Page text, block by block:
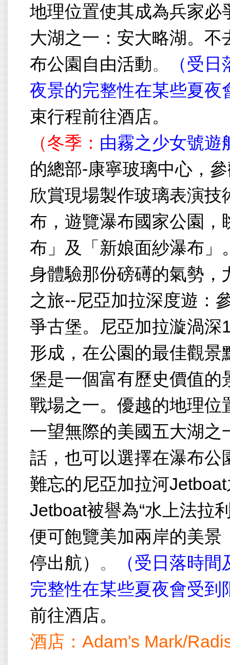
地理位置使其成為兵家必
大湖之一： 安大略湖。不
布公園自由活動。
（受
夜景的完整性在某些夏夜
束行程前往酒店。
（冬季： 由霧之少女號遊
的總部-康寧玻璃中心，
欣賞現場製作玻璃表演
布，遊覽瀑布國家公園，
布」及「新娘面紗瀑布」
身體驗那份磅礡的氣勢，
之旅--尼亞加拉深度遊：
爭古堡。尼亞加拉漩渦深
形成，在公園的最佳觀
堡是一個富有歷史價值
戰場之一。優越的地理
一望無際的美國五大湖
話，也可以選擇在瀑布公
難忘的尼亞加拉河Jetboat
Jetboat被譽為“水上法拉
便可飽覽美加兩岸的美景
停出航） 。
（受日落時
完整性在某些夏夜會受到
前往酒店。
酒店： Adam's Mark/